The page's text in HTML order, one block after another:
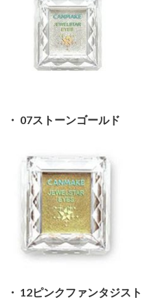
・ 07ストーンゴールド
・ 12ピンクファンタジスト